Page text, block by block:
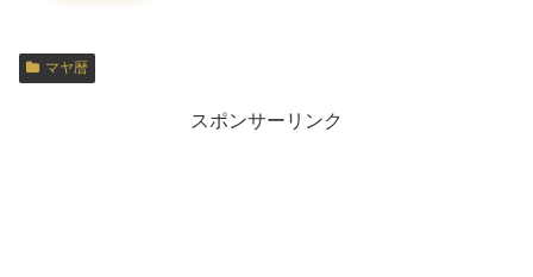
マヤ暦
スポンサーリンク